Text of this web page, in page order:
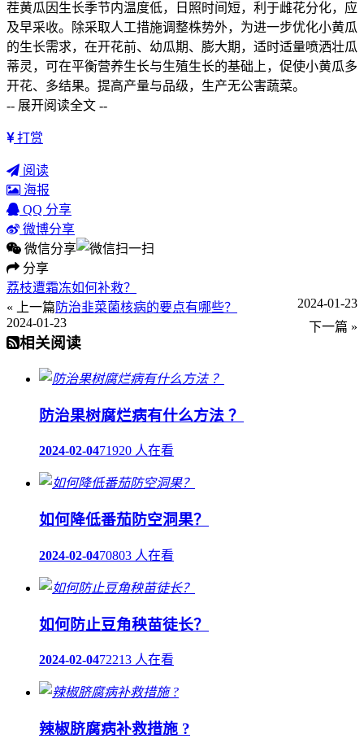
茬黄瓜因生长季节内温度低，日照时间短，利于雌花分化，应
及早采收。除采取人工措施调整株势外，为进一步优化小黄瓜
的生长需求，在开花前、幼瓜期、膨大期，适时适量喷洒壮瓜
蒂灵，可在平衡营养生长与生殖生长的基础上，促使小黄瓜多
开花、多结果。提高产量与品级，生产无公害蔬菜。
-- 展开阅读全文 --
打赏
阅读
海报
QQ 分享
微博分享
微信分享
分享
荔枝遭霜冻如何补救？
« 上一篇
2024-01-23
防治韭菜菌核病的要点有哪些？
下一篇 »
2024-01-23
相关阅读
防治果树腐烂病有什么方法 ？
2024-02-0471920 人在看
如何降低番茄防空洞果？
2024-02-0470803 人在看
如何防止豆角秧苗徒长？
2024-02-0472213 人在看
辣椒脐腐病补救措施 ?